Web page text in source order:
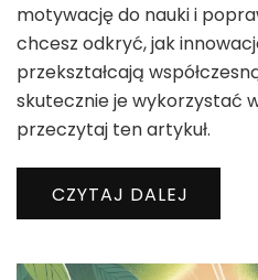
motywację do nauki i
chcesz odkryć, jak
przekształcają
skutecznie je wykorzystać
przeczytaj ten artykuł.
CZYTAJ DALEJ